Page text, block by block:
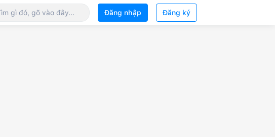
Đăng nhập Đăng ký